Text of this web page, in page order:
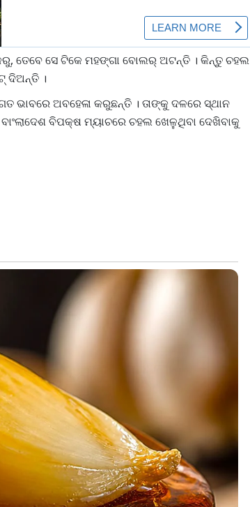
ସେ ଟିକେ ମହଙ୍ଗା ବୋଲର୍ ଅଟନ୍ତି । କିନ୍ତୁ ଚହଲ
ଦିଅନ୍ତି ।
ଭାବରେ ଅବହେଳା କରୁଛନ୍ତି । ତାଙ୍କୁ ଦଳରେ ସ୍ଥାନ
ବିପକ୍ଷ ମ୍ୟାଚରେ ଚହଲ ଖେଳୁଥିବା ଦେଖିବାକୁ